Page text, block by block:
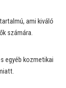
ami kiváló
számára.
egyéb kozmetikai